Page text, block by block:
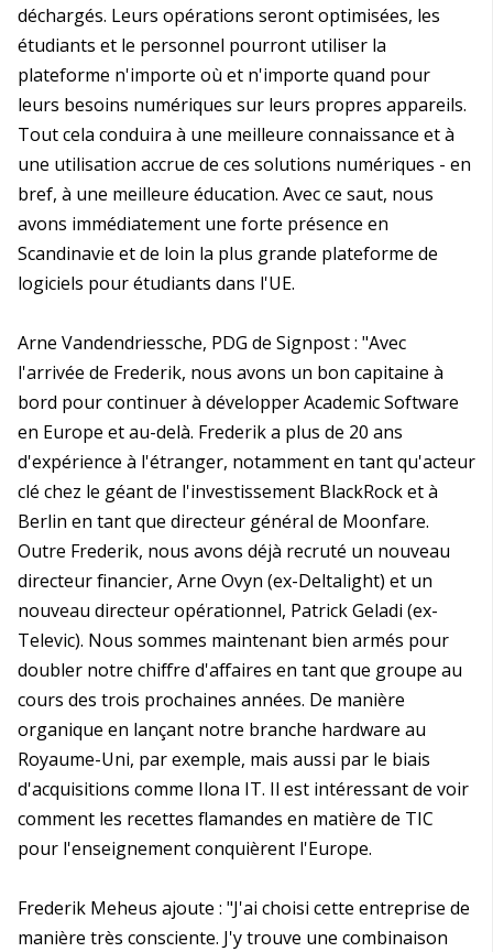
déchargés. Leurs opérations seront optimisées, les
étudiants et le personnel pourront utiliser la
plateforme n'importe où et n'importe quand pour
leurs besoins numériques sur leurs propres appareils.
Tout cela conduira à une meilleure connaissance et à
une utilisation accrue de ces solutions numériques - en
bref, à une meilleure éducation. Avec ce saut, nous
avons immédiatement une forte présence en
Scandinavie et de loin la plus grande plateforme de
logiciels pour étudiants dans l'UE.
Arne Vandendriessche, PDG de Signpost : "Avec
l'arrivée de Frederik, nous avons un bon capitaine à
bord pour continuer à développer Academic Software
en Europe et au-delà. Frederik a plus de 20 ans
d'expérience à l'étranger, notamment en tant qu'acteur
clé chez le géant de l'investissement BlackRock et à
Berlin en tant que directeur général de Moonfare.
Outre Frederik, nous avons déjà recruté un nouveau
directeur financier, Arne Ovyn (ex-Deltalight) et un
nouveau directeur opérationnel, Patrick Geladi (ex-
Televic). Nous sommes maintenant bien armés pour
doubler notre chiffre d'affaires en tant que groupe au
cours des trois prochaines années. De manière
organique en lançant notre branche hardware au
Royaume-Uni, par exemple, mais aussi par le biais
d'acquisitions comme Ilona IT. Il est intéressant de voir
comment les recettes flamandes en matière de TIC
pour l'enseignement conquièrent l'Europe.
Frederik Meheus ajoute : "J'ai choisi cette entreprise de
manière très consciente. J'y trouve une combinaison